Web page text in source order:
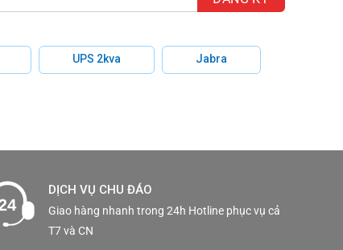
UPS 2kva Jabra
DỊCH VỤ CHU ĐÁO
Giao hàng nhanh trong 24h Hotline phục vụ cả
T7 và CN